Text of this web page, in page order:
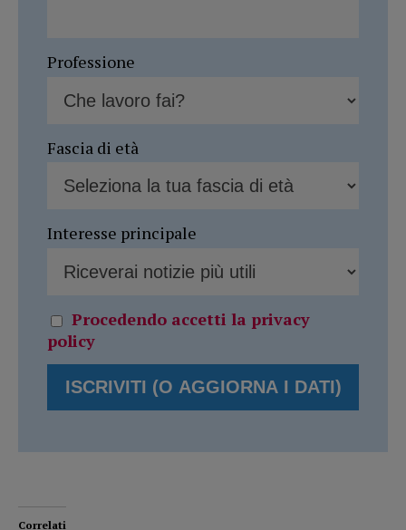
Professione
Fascia di età
Interesse principale
Procedendo accetti la privacy
policy
Correlati